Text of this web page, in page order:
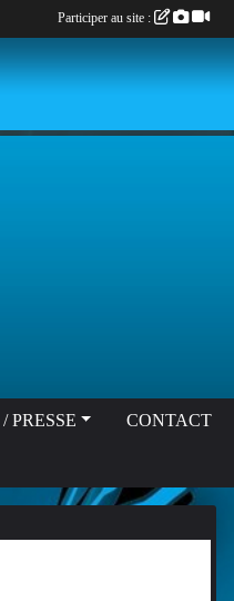
PRESSE CONTACT
Participer au site :